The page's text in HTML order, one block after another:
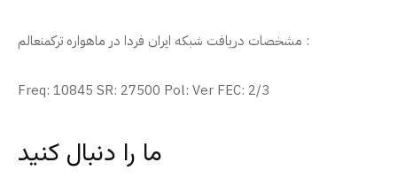
مشخصات دریافت شبکه ایران فردا در ماهواره ترکمنعالم :
Freq: 10845 SR: 27500 Pol: Ver FEC: 2/3
ما را دنبال کنید